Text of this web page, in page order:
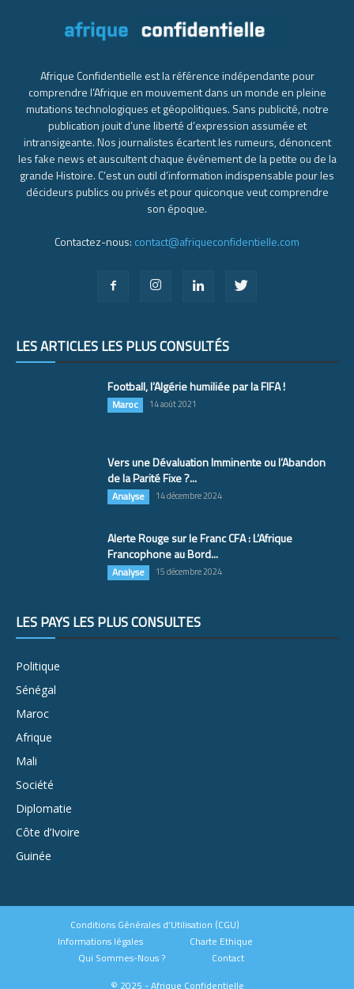
Afrique Confidentielle est la référence indépendante pour
comprendre l’Afrique en mouvement dans un monde en pleine
mutations technologiques et géopolitiques. Sans publicité, notre
publication jouit d’une liberté d’expression assumée et
intransigeante. Nos journalistes écartent les rumeurs, dénoncent
les fake news et auscultent chaque événement de la petite ou de la
grande Histoire. C’est un outil d’information indispensable pour les
décideurs publics ou privés et pour quiconque veut comprendre
son époque.
Contactez-nous: contact@afriqueconfidentielle.com
LES ARTICLES LES PLUS CONSULTÉS
Football, l’Algérie humiliée par la FIFA !
Maroc 14 août 2021
Vers une Dévaluation Imminente ou l’Abandon
de la Parité Fixe ?...
Analyse 14 décembre 2024
Alerte Rouge sur le Franc CFA : L’Afrique
Francophone au Bord...
Analyse 15 décembre 2024
LES PAYS LES PLUS CONSULTÉS
Politique
Sénégal
Maroc
Afrique
Mali
Société
Diplomatie
Côte d’Ivoire
Guinée
Conditions Générales d’Utilisation (CGU)
Informations légales
Charte Ethique
Qui Sommes-Nous ?
Contact
© 2025 - Afrique Confidentielle